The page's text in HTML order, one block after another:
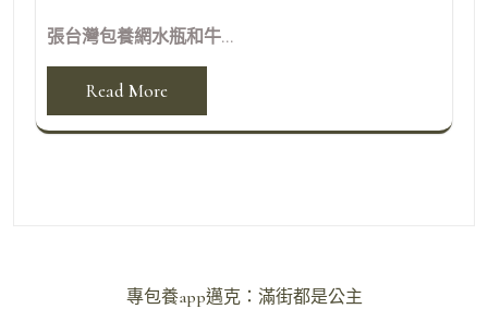
張台灣包養網水瓶和牛...
Read More
專包養app邁克：滿街都是公主